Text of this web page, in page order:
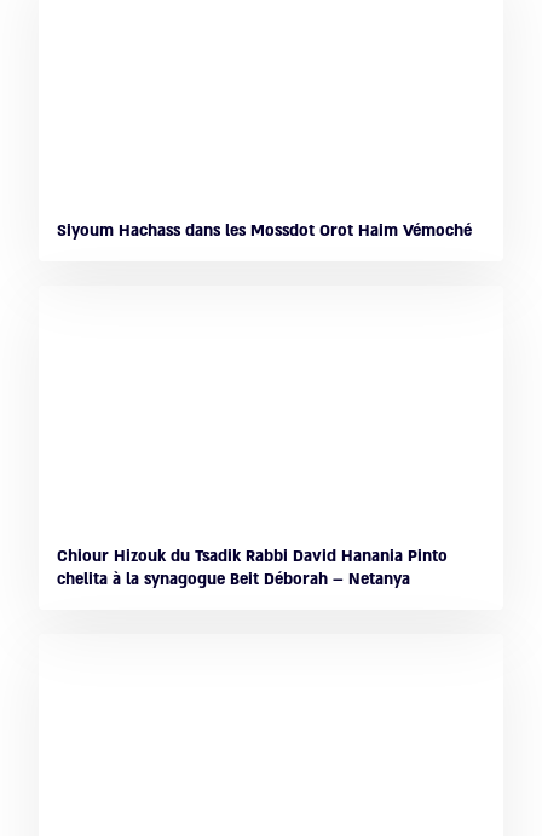
Siyoum Hachass dans les Mossdot Orot Haim Vémoché
Chiour Hizouk du Tsadik Rabbi David Hanania Pinto
chelita à la synagogue Beit Déborah – Netanya